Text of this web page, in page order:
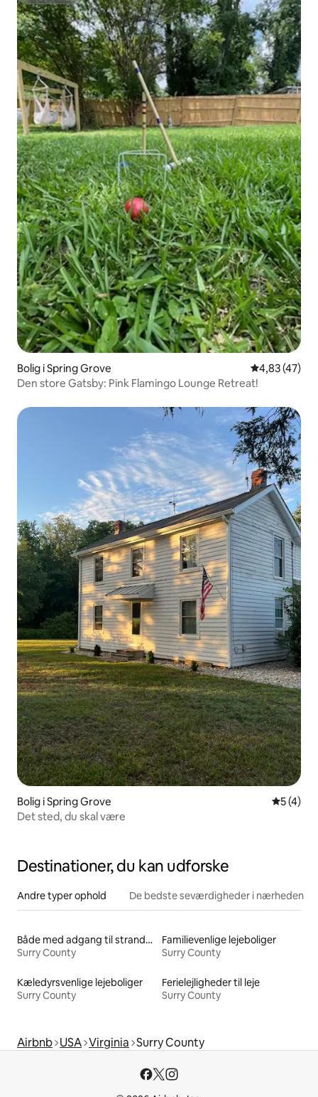
Bolig i Spring Grove 4,83 ud af 5 i
4,83 (47)
Den store Gatsby: Pink Flamingo Lounge Retreat!
Bolig i Spring Grove 5 ud af 5
5 (4)
Det sted, du skal være
Destinationer, du kan udforske
Andre typer ophold De bedste seværdigheder i nærheden
Både med adgang til stranden til leje
Surry County
Familievenlige lejeboliger
Surry County
Kæledyrsvenlige lejeboliger
Surry County
Ferielejligheder til leje
Surry County
Airbnb USA Virginia Surry County